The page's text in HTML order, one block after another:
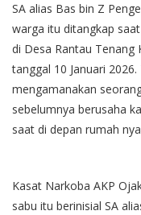
SA alias Bas bin Z
warga itu ditangkap
di Desa Rantau Tenang
tanggal 10 Januari
mengamanakan
sebelumnya berusaha
saat di depan rumah
Kasat Narkoba AKP
sabu itu berinisial SA